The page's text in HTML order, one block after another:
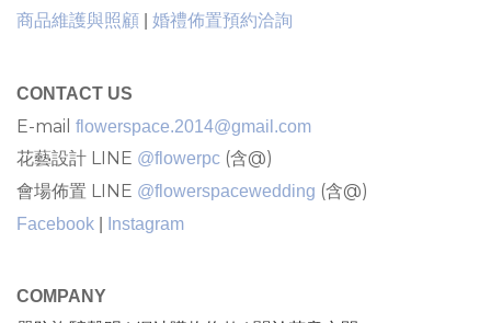
商品維護與照顧 婚禮佈置預約洽詢
CONTACT US
E-mail flowerspace.2014@gmail.com
花藝設計 LINE @flowerpc (含@)
會場佈置 LINE @flowerspacewedding (含@)
Facebook Instagram
COMPANY